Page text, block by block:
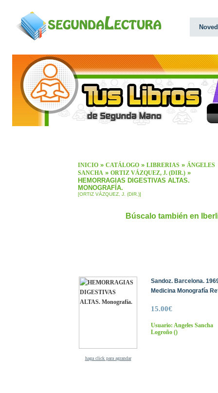
INICIO » CATÁLOGO » LIBRERIAS » ÁNGELES
SANCHA » ORTIZ VÁZQUEZ, J. (DIR.) »
HEMORRAGIAS DIGESTIVAS ALTAS.
MONOGRAFÍA.
[ORTIZ VÁZQUEZ, J. (DIR.)]
Búscalo también en
haga click para agrandar
Sandoz. Barcelona.
Medicina Monografía
15.00€
Usuario: Angeles Sancha
Logroño ()